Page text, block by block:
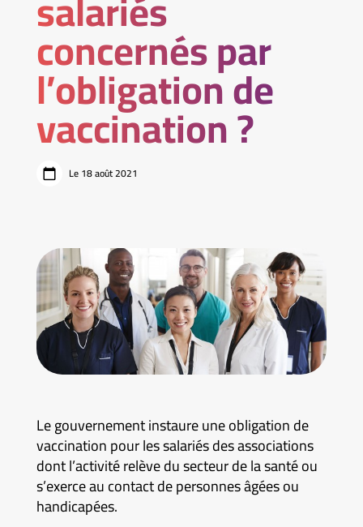
concernés par
l’obligation de
vaccination ?
Le 18 août 2021
Le gouvernement instaure une obligation de
vaccination pour les salariés des associations
dont l’activité relève du secteur de la santé ou
s’exerce au contact de personnes âgées ou
handicapées.